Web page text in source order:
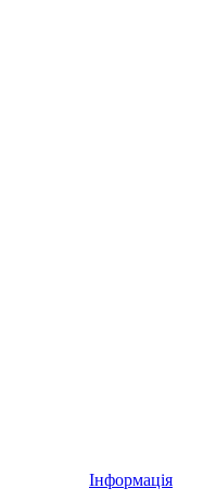
Інформація